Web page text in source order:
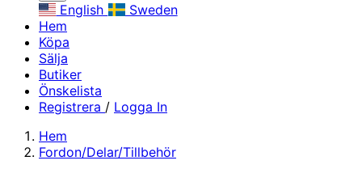
English
Sweden
Hem
Köpa
Sälja
Butiker
Önskelista
Registrera / Logga In
Hem
Fordon/Delar/Tillbehör